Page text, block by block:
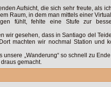
Aufsicht, die sich sehr freute, als
Raum, in dem man mittels einer
fühlt, fehlte eine Stufe zur
wir gesehen, dass in Santiago del
machten wir nochmal Station und
„Wanderung“ so schnell zu
gemacht.